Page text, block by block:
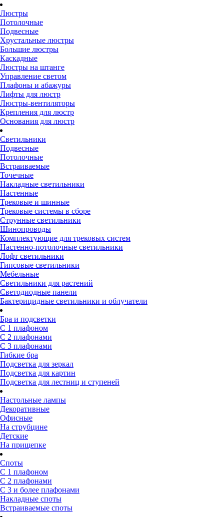
Люстры
Потолочные
Подвесные
Хрустальные люстры
Большие люстры
Каскадные
Люстры на штанге
Управление светом
Плафоны и абажуры
Лифты для люстр
Люстры-вентиляторы
Крепления для люстр
Основания для люстр
Светильники
Подвесные
Потолочные
Встраиваемые
Точечные
Накладные светильники
Настенные
Трековые и шинные
Трековые системы в сборе
Струнные светильники
Шинопроводы
Комплектующие для трековых систем
Настенно-потолочные светильники
Лофт светильники
Гипсовые светильники
Мебельные
Светильники для растений
Светодиодные панели
Бактерицидные светильники и облучатели
Бра и подсветки
С 1 плафоном
С 2 плафонами
С 3 плафонами
Гибкие бра
Подсветка для зеркал
Подсветка для картин
Подсветка для лестниц и ступеней
Настольные лампы
Декоративные
Офисные
На струбцине
Детские
На прищепке
Споты
С 1 плафоном
С 2 плафонами
С 3 и более плафонами
Накладные споты
Встраиваемые споты